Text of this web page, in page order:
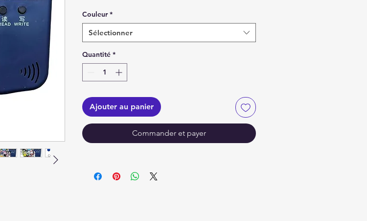
Couleur *
Sélectionner
Quantité *
Ajouter au panier
Commander et payer